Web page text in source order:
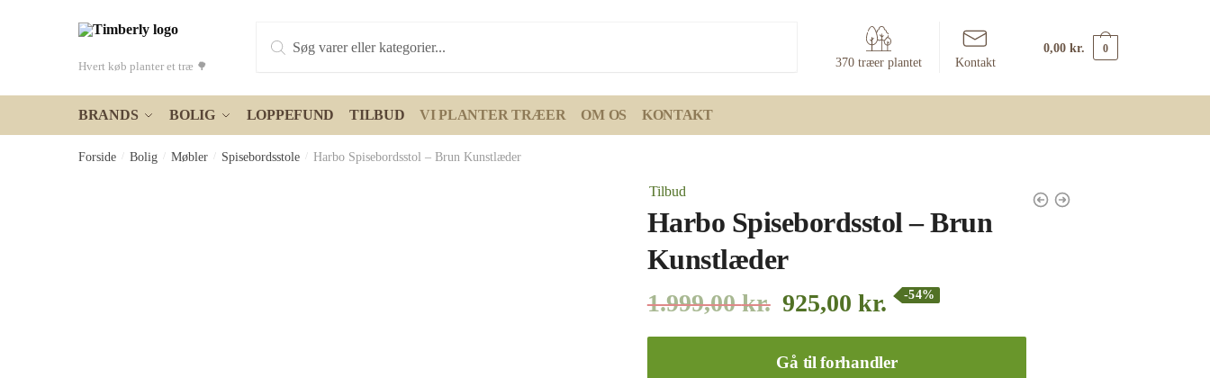
Hvert køb planter et træ 🌳
search
370 træer plantet Kontakt
0,00 kr. 0
BRANDS BOLIG LOPPEFUND TILBUD VI PLANTER TRÆER OM OS KONTAKT
Forside Bolig Møbler Spisebordsstole Harbo Spisebordsstol – Brun Kunstlæder
Tilbud
Harbo Spisebordsstol – Brun
Kunstlæder
1.999,00kr. 925,00 kr. -54%
Gå til forhandler